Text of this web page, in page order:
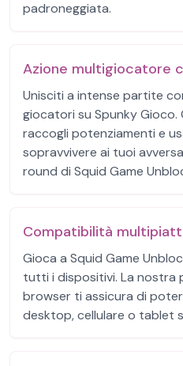
padroneggiata.
Azione multigiocatore
Unisciti a intense partite
giocatori su Spunky
raccogli potenziamenti e
sopravvivere ai tuoi
round di Squid Game
Compatibilità
Gioca a Squid Game
tutti i dispositivi. La nostra
browser ti assicura di
desktop, cellulare o tablet